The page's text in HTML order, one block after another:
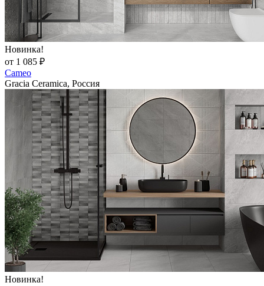
Новинка!
от 1 085 ₽
Cameo
Gracia Ceramica, Россия
Новинка!